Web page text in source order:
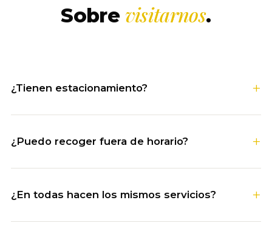
Sobre visitarnos.
¿Tienen estacionamiento?
¿Puedo recoger fuera de horario?
¿En todas hacen los mismos servicios?